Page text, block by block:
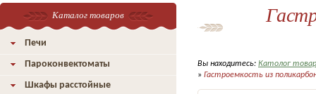
Вы находитесь: Католог
» Гастроемкость из
Каталог товаров
Печи
Пароконвектоматы
Шкафы расстойные